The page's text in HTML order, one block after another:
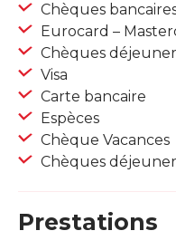
Chèques
Eurocard –
Chèques
Visa
Carte bancaire
Espèces
Chèque Vacances
Chèques
Prestations